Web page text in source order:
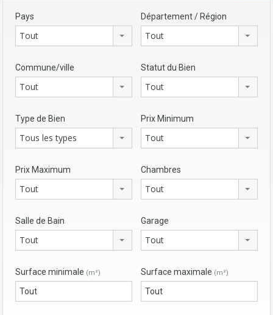
Pays
Tout
Département / Région
Tout
Commune/ville
Tout
Statut du Bien
Tout
Type de Bien
Tous les types
Prix Minimum
Tout
Prix Maximum
Tout
Chambres
Tout
Salle de Bain
Tout
Garage
Tout
Surface minimale (m²) Surface maximale (m²)